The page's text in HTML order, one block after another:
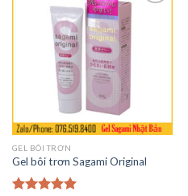
GEL BÔI TRƠN
Gel bôi trơn Sagami Original